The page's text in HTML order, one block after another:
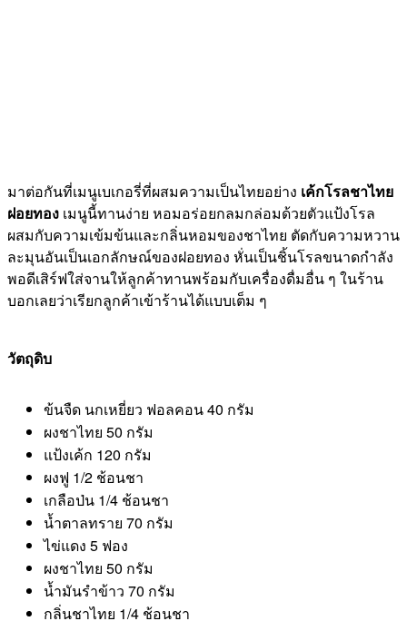
มาต่อกันที่เมนูเบเกอรี่ที่ผสมความเป็นไทยอย่าง เค้กโรลชาไทย
ฝอยทอง เมนูนี้ทานง่าย หอมอร่อยกลมกล่อมด้วยตัวแป้งโรล
ผสมกับความเข้มข้นและกลิ่นหอมของชาไทย ตัดกับความหวาน
ละมุนอันเป็นเอกลักษณ์ของฝอยทอง หั่นเป็นชิ้นโรลขนาดกำลัง
พอดีเสิร์ฟใส่จานให้ลูกค้าทานพร้อมกับเครื่องดื่มอื่น ๆ ในร้าน
บอกเลยว่าเรียกลูกค้าเข้าร้านได้แบบเต็ม ๆ
วัตถุดิบ
ข้นจืด นกเหยี่ยว ฟอลคอน 40​ กรัม
ผงชาไทย 50 กรัม
แป้งเค้ก 120 กรัม
ผงฟู 1/2 ช้อนชา
เกลือป่น 1/4 ช้อนชา
น้ำตาลทราย 70 กรัม
ไข่แดง 5 ฟอง
ผงชาไทย 50 กรัม
น้ำมันรำข้าว 70 กรัม
กลิ่นชาไทย 1/4 ช้อนชา